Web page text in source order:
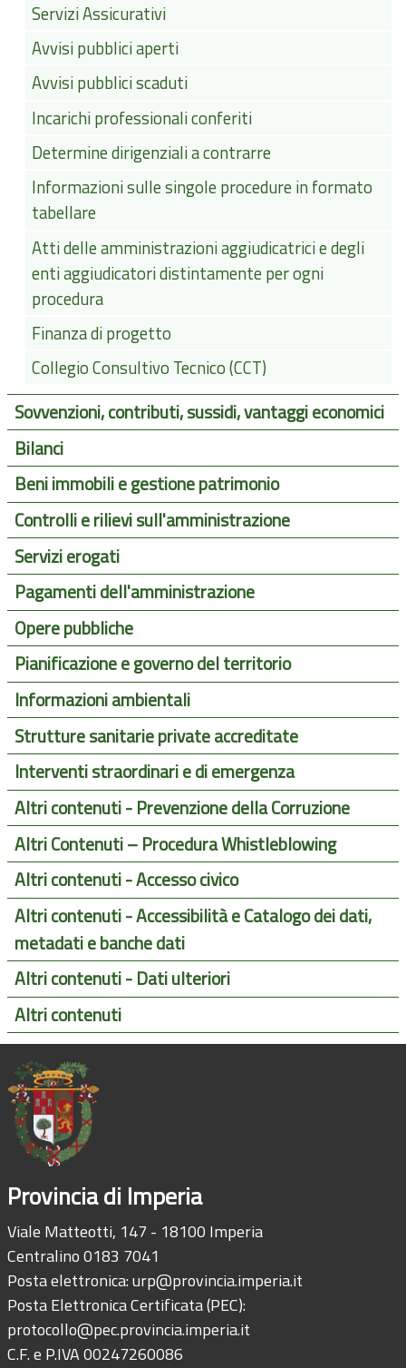
Servizi Assicurativi
Avvisi pubblici aperti
Avvisi pubblici scaduti
Incarichi professionali conferiti
Determine dirigenziali a contrarre
Informazioni sulle singole procedure in formato
tabellare
Atti delle amministrazioni aggiudicatrici e degli
enti aggiudicatori distintamente per ogni
procedura
Finanza di progetto
Collegio Consultivo Tecnico (CCT)
Sovvenzioni, contributi, sussidi, vantaggi economici
Bilanci
Beni immobili e gestione patrimonio
Controlli e rilievi sull'amministrazione
Servizi erogati
Pagamenti dell'amministrazione
Opere pubbliche
Pianificazione e governo del territorio
Informazioni ambientali
Strutture sanitarie private accreditate
Interventi straordinari e di emergenza
Altri contenuti - Prevenzione della Corruzione
Altri Contenuti – Procedura Whistleblowing
Altri contenuti - Accesso civico
Altri contenuti - Accessibilità e Catalogo dei dati,
metadati e banche dati
Altri contenuti - Dati ulteriori
Altri contenuti
Provincia di Imperia
Viale Matteotti, 147 - 18100 Imperia
Centralino 0183 7041
Posta elettronica:urp@provincia.imperia.it
Posta Elettronica Certificata (PEC):
protocollo@pec.provincia.imperia.it
C.F. e P.IVA 00247260086